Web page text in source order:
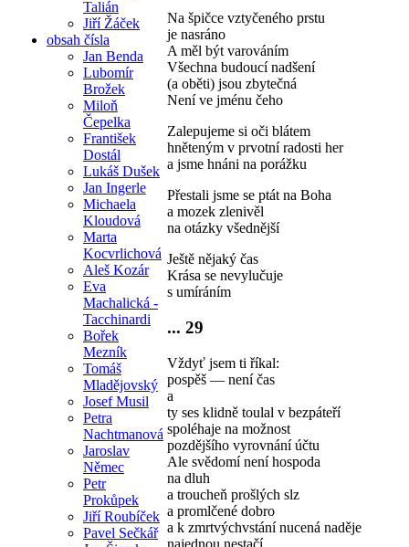
Talián
Jiří Žáček
obsah čísla
Jan Benda
Lubomír
Brožek
Miloň
Čepelka
František
Dostál
Lukáš Dušek
Jan Ingerle
Michaela
Kloudová
Marta
Kocvrlichová
Aleš Kozár
Eva
Machalická -
Tacchinardi
Bořek
Mezník
Tomáš
Mladějovský
Josef Musil
Petra
Nachtmanová
Jaroslav
Němec
Petr
Prokůpek
Jiří Roubíček
Pavel Sečkář
Na špičce vztyčeného prstu
je nasráno
A měl být varováním
Všechna budoucí nadšení
(a oběti) jsou zbytečná
Není ve jménu čeho
Zalepujeme si oči blátem
hněteným v prvotní radosti her
a jsme hnáni na porážku
Přestali jsme se ptát na Boha
a mozek zlenivěl
na otázky všednější
Ještě nějaký čas
Krása se nevylučuje
s umíráním
... 29
Vždyť jsem ti říkal:
pospěš — není čas
a
ty ses klidně toulal v bezpáteří
spoléhaje na možnost
pozdějšího vyrovnání účtu
Ale svědomí není hospoda
na dluh
a troucheň prošlých slz
a promlčené dobro
a k zmrtvýchvstání nucená naděje
najednou nestačí